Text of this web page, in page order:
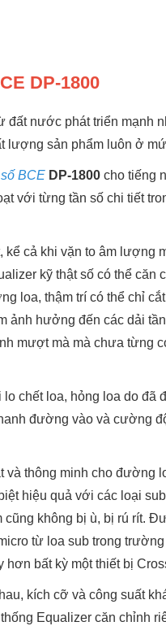
DP-1800
nước phát triển mạnh
lượng sản phẩm luôn ở
BCE DP-1800 cho tiếng
với từng tần số chi tiết
kể cả khi vặn to âm lượng
kỹ thật số có thể căn
loa, thậm trí có thể chỉ
ảnh hưởng đến các dải
mượt mà mà chưa từng
chết loa, hỏng loa do đã
đường vào và cường
và thông minh cho đường
hiệu quả với các loại
không bị ù, bị rú rít.
từ loa sub trong
hơn bất kỳ một thiết bị
kích cỡ và công suất
Equalizer căn chỉnh